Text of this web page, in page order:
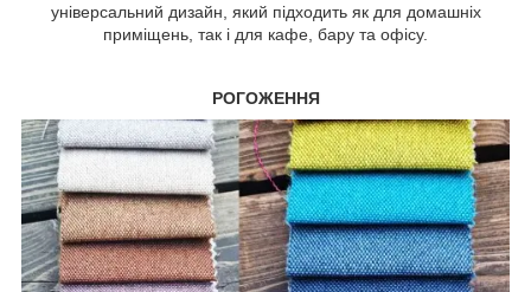
універсальний дизайн, який підходить як для домашніх
приміщень, так і для кафе, бару та офісу.
РОГОЖЕННЯ